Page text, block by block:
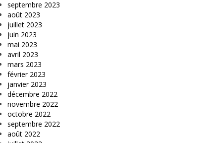
septembre 2023
août 2023
juillet 2023
juin 2023
mai 2023
avril 2023
mars 2023
février 2023
janvier 2023
décembre 2022
novembre 2022
octobre 2022
septembre 2022
août 2022